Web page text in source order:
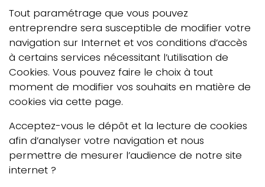
Tout paramétrage que vous pouvez
entreprendre sera susceptible de modifier votre
navigation sur Internet et vos conditions d’accès
à certains services nécessitant l’utilisation de
Cookies. Vous pouvez faire le choix à tout
moment de modifier vos souhaits en matière de
cookies via cette page.
Acceptez-vous le dépôt et la lecture de cookies
afin d’analyser votre navigation et nous
permettre de mesurer l’audience de notre site
internet ?